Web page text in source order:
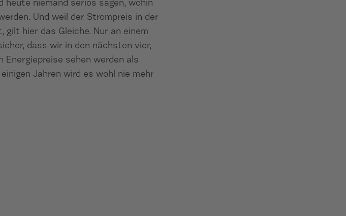
heute niemand seriös sagen, wohin
Und weil der Strompreis in der
gilt hier das Gleiche. Nur an einem
dass wir in den nächsten vier,
Energiepreise sehen werden als
Jahren wird es wohl nie mehr